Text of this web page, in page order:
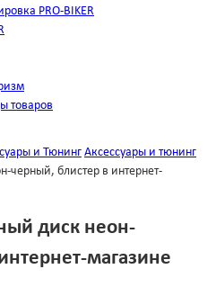
PRO-BIKER
товаров
и Тюнинг Аксессуары и тюнинг
черный, блистер в интернет-
диск неон-
магазине